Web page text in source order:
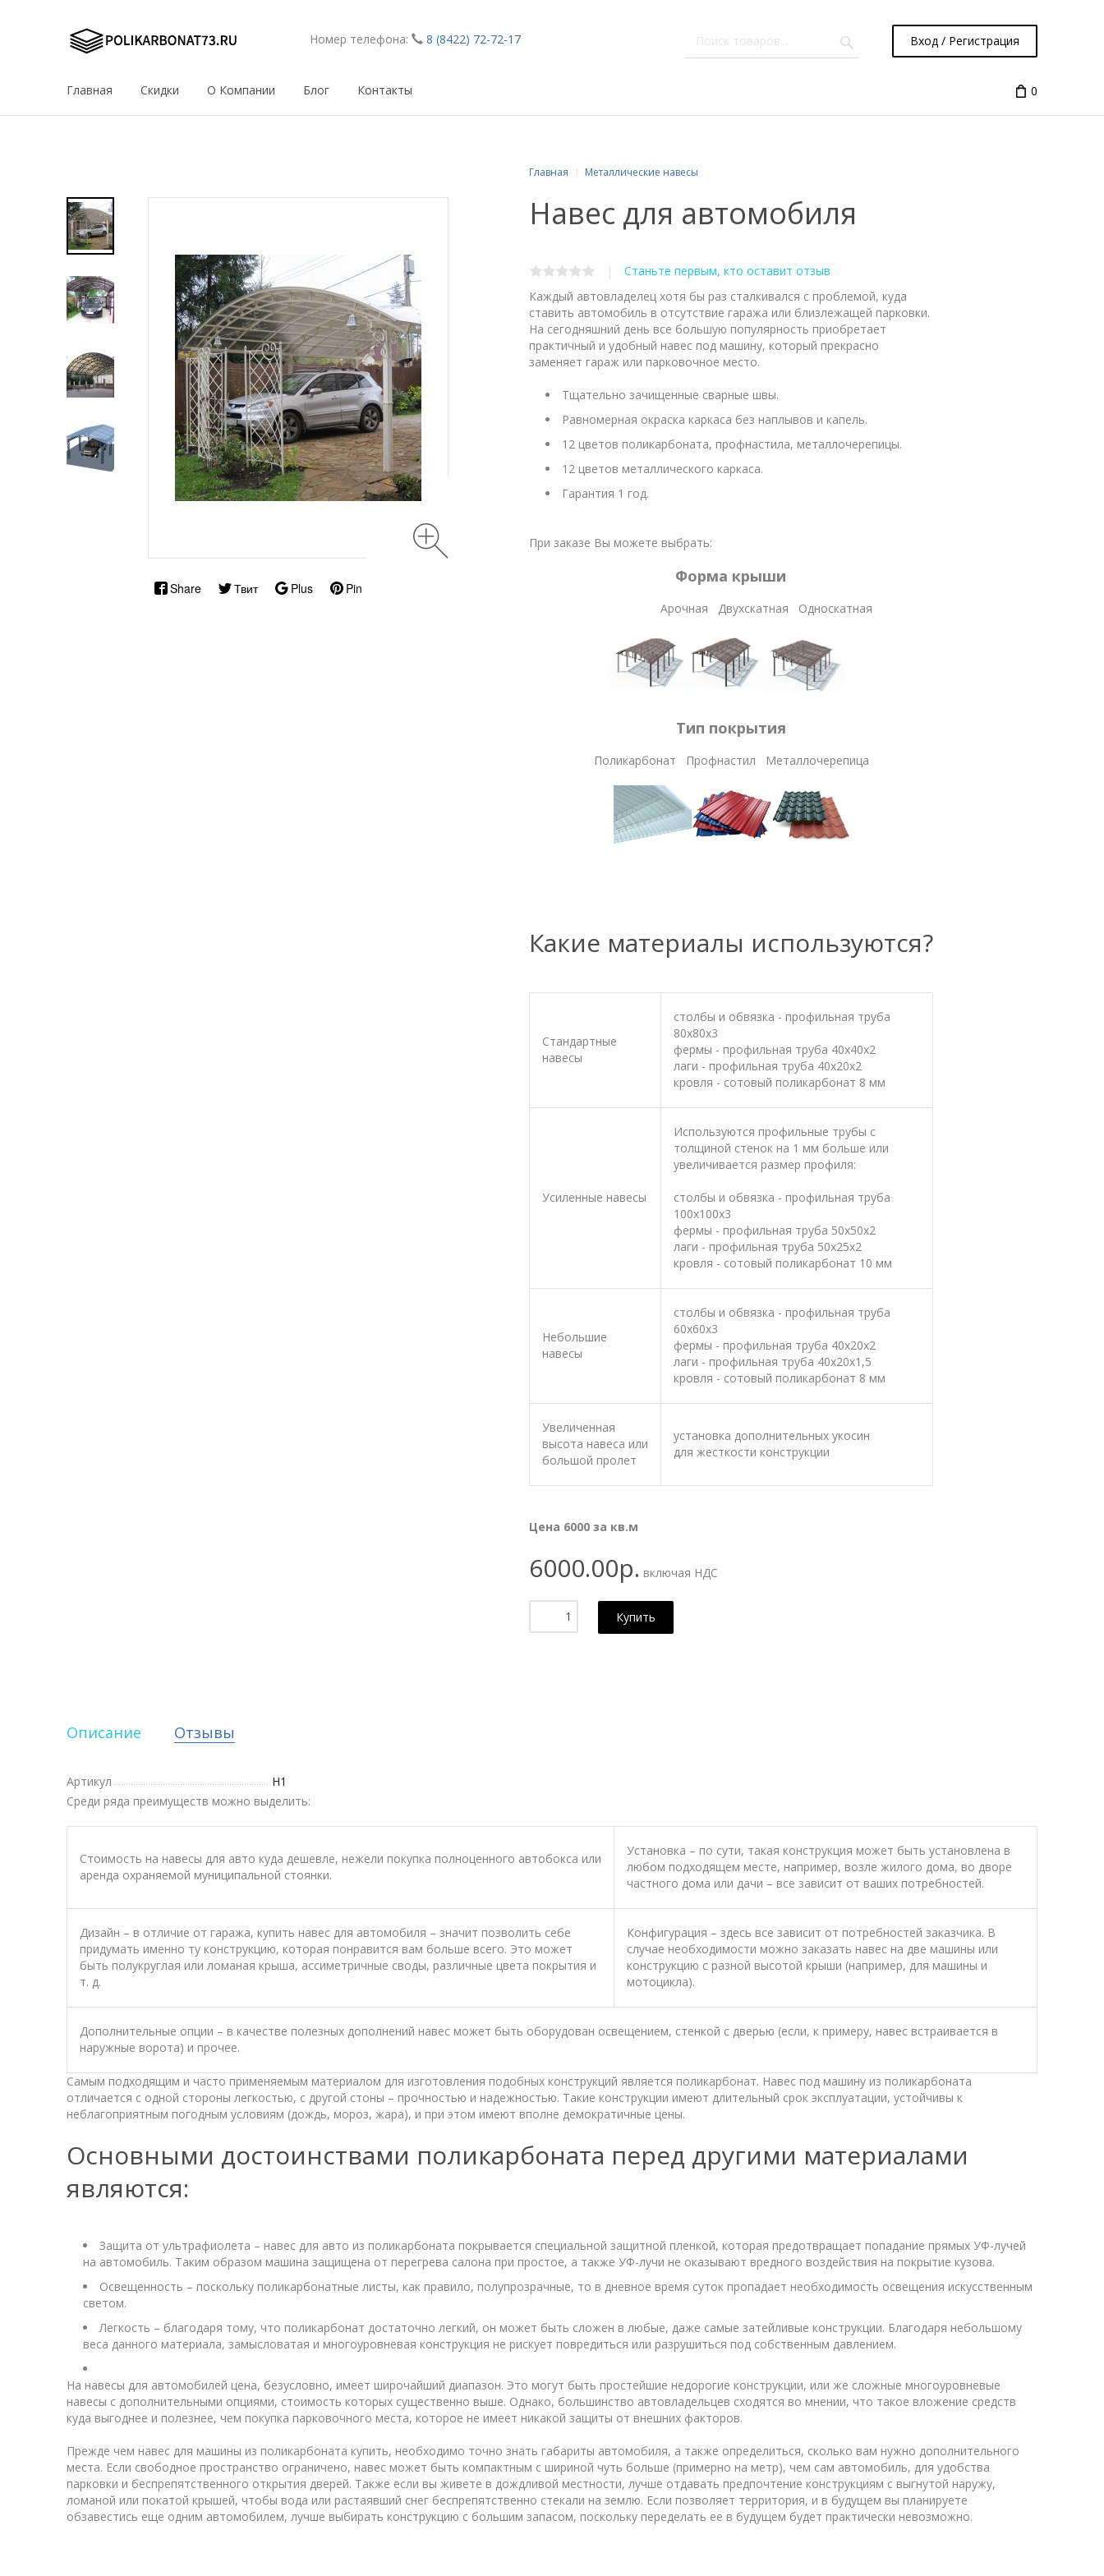
Номер телефона: 8 (8422) 72-72-17 Вход / Регистрация
Главная Скидки О Компании Блог Контакты 0
Share Твит Plus Pin
Главная Металлические навесы
Навес для автомобиля
|
Станьте первым, кто оставит отзыв
Каждый автовладелец хотя бы раз сталкивался с проблемой, куда
ставить автомобиль в отсутствие гаража или близлежащей парковки.
На сегодняшний день все большую популярность приобретает
практичный и удобный навес под машину, который прекрасно
заменяет гараж или парковочное место.
Тщательно зачищенные сварные швы.
Равномерная окраска каркаса без наплывов и капель.
12 цветов поликарбоната, профнастила, металлочерепицы.
12 цветов металлического каркаса.
Гарантия 1 год.
При заказе Вы можете выбрать:
Форма крыши
Арочная Двухскатная Односкатная
Тип покрытия
Поликарбонат Профнастил Металлочерепица
Какие материалы используются?
Стандартные
навесы
столбы и обвязка - профильная труба
80х80х3
фермы - профильная труба 40х40х2
лаги - профильная труба 40х20х2
кровля - сотовый поликарбонат 8 мм
Усиленные навесы
Используются профильные трубы с
толщиной стенок на 1 мм больше или
увеличивается размер профиля:
столбы и обвязка - профильная труба
100х100х3
фермы - профильная труба 50х50х2
лаги - профильная труба 50х25х2
кровля - сотовый поликарбонат 10 мм
Небольшие
навесы
столбы и обвязка - профильная труба
60х60х3
фермы - профильная труба 40х20х2
лаги - профильная труба 40х20х1,5
кровля - сотовый поликарбонат 8 мм
Увеличенная
высота навеса или
большой пролет
установка дополнительных укосин
для жесткости конструкции
Цена 6000 за кв.м
6000.00р. включая НДС
Купить
Описание Отзывы
Артикул
Н1
Среди ряда преимуществ можно выделить:
Стоимость на навесы для авто куда дешевле, нежели покупка полноценного автобокса или
аренда охраняемой муниципальной стоянки.
Установка – по сути, такая конструкция может быть установлена в
любом подходящем месте, например, возле жилого дома, во дворе
частного дома или дачи – все зависит от ваших потребностей.
Дизайн – в отличие от гаража, купить навес для автомобиля – значит позволить себе
придумать именно ту конструкцию, которая понравится вам больше всего. Это может
быть полукруглая или ломаная крыша, ассиметричные своды, различные цвета покрытия и
т. д.
Конфигурация – здесь все зависит от потребностей заказчика. В
случае необходимости можно заказать навес на две машины или
конструкцию с разной высотой крыши (например, для машины и
мотоцикла).
Дополнительные опции – в качестве полезных дополнений навес может быть оборудован освещением, стенкой с дверью (если, к примеру, навес встраивается в
наружные ворота) и прочее.
Самым подходящим и часто применяемым материалом для изготовления подобных конструкций является поликарбонат. Навес под машину из поликарбоната
отличается с одной стороны легкостью, с другой стоны – прочностью и надежностью. Такие конструкции имеют длительный срок эксплуатации, устойчивы к
неблагоприятным погодным условиям (дождь, мороз, жара), и при этом имеют вполне демократичные цены.
Основными достоинствами поликарбоната перед другими материалами
являются:
Защита от ультрафиолета – навес для авто из поликарбоната покрывается специальной защитной пленкой, которая предотвращает попадание прямых УФ-лучей
на автомобиль. Таким образом машина защищена от перегрева салона при простое, а также УФ-лучи не оказывают вредного воздействия на покрытие кузова.
Освещенность – поскольку поликарбонатные листы, как правило, полупрозрачные, то в дневное время суток пропадает необходимость освещения искусственным
светом.
Легкость – благодаря тому, что поликарбонат достаточно легкий, он может быть сложен в любые, даже самые затейливые конструкции. Благодаря небольшому
веса данного материала, замысловатая и многоуровневая конструкция не рискует повредиться или разрушиться под собственным давлением.
На навесы для автомобилей цена, безусловно, имеет широчайший диапазон. Это могут быть простейшие недорогие конструкции, или же сложные многоуровневые
навесы с дополнительными опциями, стоимость которых существенно выше. Однако, большинство автовладельцев сходятся во мнении, что такое вложение средств
куда выгоднее и полезнее, чем покупка парковочного места, которое не имеет никакой защиты от внешних факторов.
Прежде чем навес для машины из поликарбоната купить, необходимо точно знать габариты автомобиля, а также определиться, сколько вам нужно дополнительного
места. Если свободное пространство ограничено, навес может быть компактным с шириной чуть больше (примерно на метр), чем сам автомобиль, для удобства
парковки и беспрепятственного открытия дверей. Также если вы живете в дождливой местности, лучше отдавать предпочтение конструкциям с выгнутой наружу,
ломаной или покатой крышей, чтобы вода или растаявший снег беспрепятственно стекали на землю. Если позволяет территория, и в будущем вы планируете
обзавестись еще одним автомобилем, лучше выбирать конструкцию с большим запасом, поскольку переделать ее в будущем будет практически невозможно.